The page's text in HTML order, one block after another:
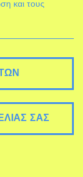
και τους
ΣΑΣ